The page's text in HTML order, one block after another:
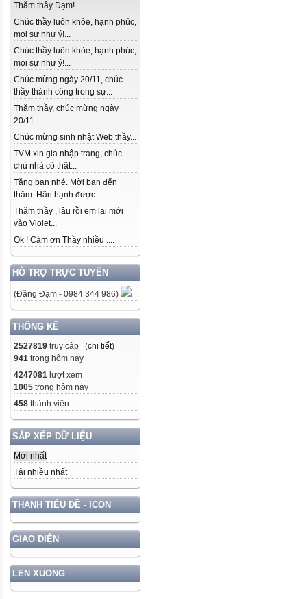
Thăm thầy Đạm!...
Chúc thầy luôn khỏe, hạnh phúc,
mọi sự như ý!...
Chúc thầy luôn khỏe, hạnh phúc,
mọi sự như ý!...
Chúc mừng ngày 20/11, chúc
thầy thành công trong sự...
Thăm thầy, chúc mừng ngày
20/11....
Chúc mừng sinh nhật Web thầy...
TVM xin gia nhập trang, chúc
chủ nhà có thật...
Tặng bạn nhé. Mời bạn đến
thăm. Hân hạnh được...
Thăm thầy , lâu rồi em lai mới
vào Violet...
Ok ! Cám ơn Thầy nhiều ....
HỖ TRỢ TRỰC TUYẾN
(Đặng Đạm - 0984 344 986)
THỐNG KÊ
2527819 truy cập (chi tiết)
941 trong hôm nay
4247081 lượt xem
1005 trong hôm nay
458 thành viên
SẮP XẾP DỮ LIỆU
Mới nhất
Tải nhiều nhất
THANH TIÊU ĐỀ - ICON
GIAO DIỆN
LEN XUONG